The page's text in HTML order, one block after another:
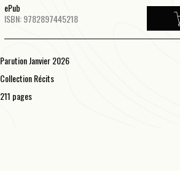
ePub
ISBN: 9782897445218
Parution Janvier 2026
Collection Récits
211 pages